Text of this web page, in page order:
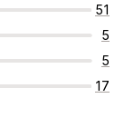
51
5
5
17